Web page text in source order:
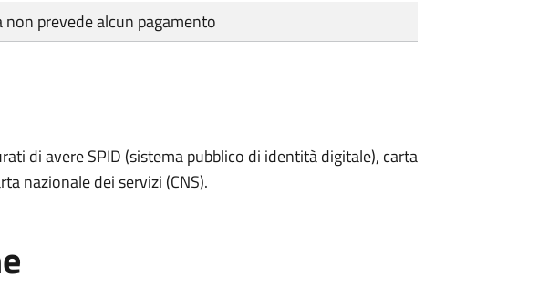
prevede alcun pagamento
di avere SPID (sistema pubblico di identità digitale), carta
nazionale dei servizi (CNS).